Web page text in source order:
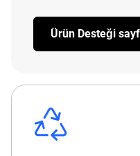
Ürün Desteği